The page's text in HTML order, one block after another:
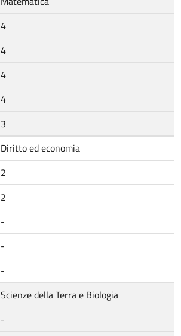
4
4
4
4
3
Diritto ed economia
2
2
-
-
-
Scienze della Terra e Biologia
-